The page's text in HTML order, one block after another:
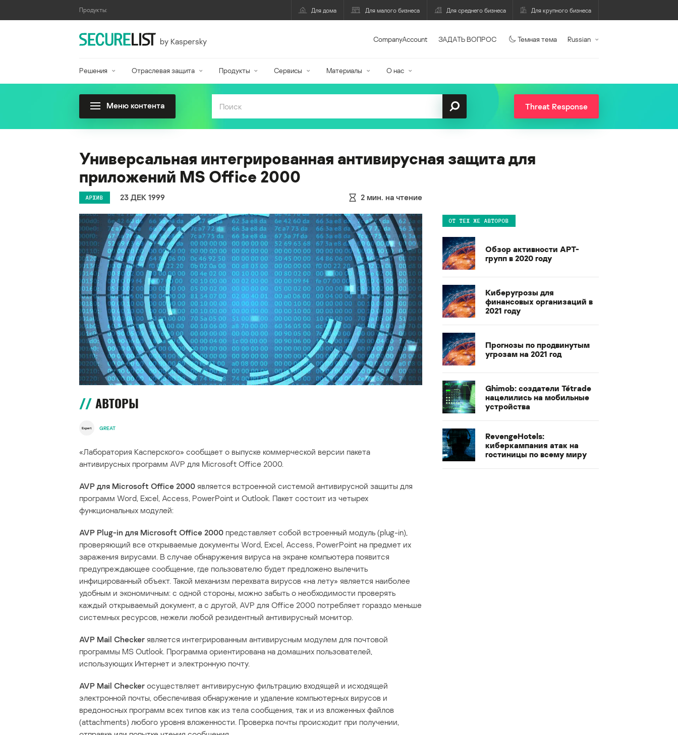
Продукты: Для дома Для малого бизнеса Для среднего бизнеса Для крупного бизнеса
by Kaspersky CompanyAccount ЗАДАТЬ ВОПРОС Темная тема Russian
Решения Отраслевая защита Продукты Сервисы Материалы О нас
Меню контента Threat Response
Универсальная интегрированная антивирусная защита для
приложений MS Office 2000
АРХИВ 23 ДЕК 1999 2 мин. на чтение
АВТОРЫ
GREAT
«Лаборатория Касперского» сообщает о выпуске коммерческой версии пакета
антивирусных программ AVP для Microsoft Office 2000.
AVP для Microsoft Office 2000 является встроенной системой антивирусной защиты для
программ Word, Excel, Access, PowerPoint и Outlook. Пакет состоит из четырех
функциональных модулей:
AVP Plug-in для Microsoft Office 2000 представляет собой встроенный модуль (plug-in),
проверяющий все открываемые документы Word, Excel, Access, PowerPoint на предмет их
заражения вирусами. В случае обнаружения вируса на экране компьютера появится
предупреждающее сообщение, где пользователю будет предложено вылечить
инфицированный объект. Такой механизм перехвата вирусов «на лету» является наиболее
удобным и экономичным: с одной стороны, можно забыть о необходимости проверять
каждый открываемый документ, а с другой, AVP для Office 2000 потребляет гораздо меньше
системных ресурсов, нежели любой резидентный антивирусный монитор.
AVP Mail Checker является интегрированным антивирусным модулем для почтовой
программы MS Outlook. Программа ориентирована на домашних пользователей,
использующих Интернет и электронную почту.
AVP Mail Checker осуществляет антивирусную фильтрацию входящей и исходящей
электронной почты, обеспечивая обнаружение и удаление компьютерных вирусов и
вредоносных программ всех типов как из тела сообщения, так и из вложенных файлов
(attachments) любого уровня вложенности. Проверка почты происходит при получении,
ОТ ТЕХ ЖЕ АВТОРОВ
Обзор активности APT-
групп в 2020 году
Киберугрозы для
финансовых организаций в
2021 году
Прогнозы по продвинутым
угрозам на 2021 год
Ghimob: создатели Tétrade
нацелились на мобильные
устройства
RevengeHotels:
киберкампания атак на
гостиницы по всему миру